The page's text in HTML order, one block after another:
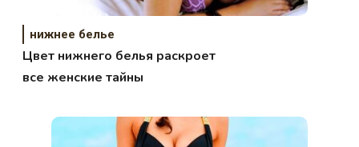
нижнее белье
Цвет нижнего белья раскроет
все женские тайны